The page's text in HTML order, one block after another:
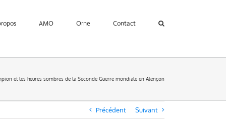
AMO Orne Contact
et les heures sombres de la Seconde Guerre mondiale en Alençon
Précédent Suivant